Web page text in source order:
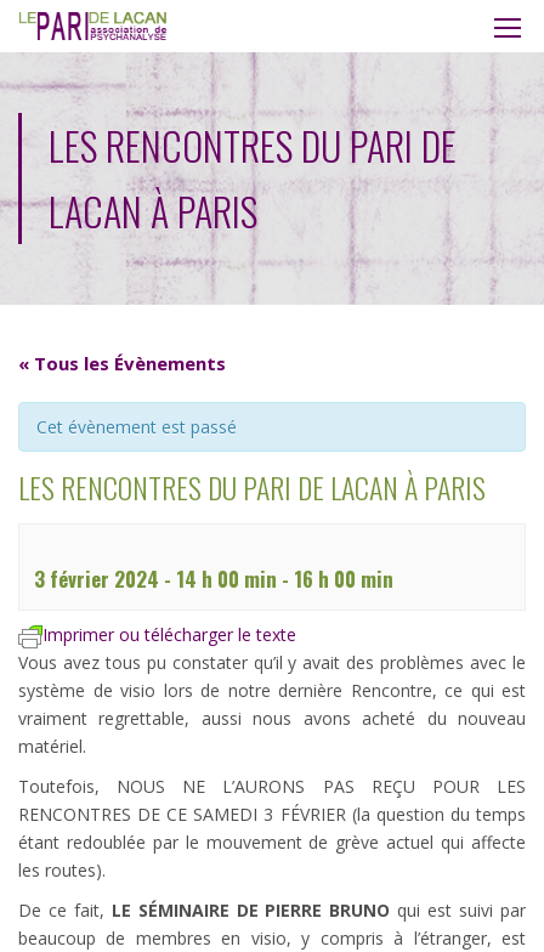
LES RENCONTRES DU PARI DE
LACAN À PARIS
« Tous les Évènements
Cet évènement est passé
LES RENCONTRES DU PARI DE LACAN À PARIS
3 février 2024 - 14 h 00 min - 16 h 00 min
Imprimer ou télécharger le texte
Vous avez tous pu constater qu’il y avait des problèmes avec le
système de visio lors de notre dernière Rencontre, ce qui est
vraiment regrettable, aussi nous avons acheté du nouveau
matériel.
Toutefois, NOUS NE L’AURONS PAS REÇU POUR LES
RENCONTRES DE CE SAMEDI 3 FÉVRIER (la question du temps
étant redoublée par le mouvement de grève actuel qui affecte
les routes).
De ce fait, LE SÉMINAIRE DE PIERRE BRUNO qui est suivi par
beaucoup de membres en visio, y compris à l’étranger, est